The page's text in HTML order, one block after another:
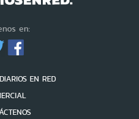
en:
EN RED